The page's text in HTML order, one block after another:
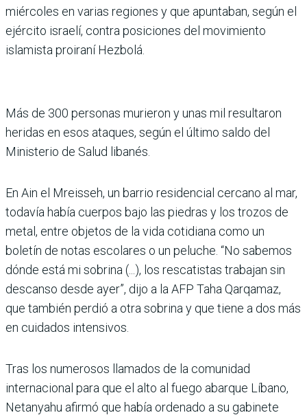
miércoles en varias regiones y que apunta­ban, según el
ejército israelí, contra posiciones del movi­miento
islamista proiraní Hezbolá.
Más de 300 personas murie­ron y unas mil resultaron
heridas en esos ataques, según el último saldo del
Ministerio de Salud libanés.
En Ain el Mreisseh, un barrio residencial cercano al mar,
todavía había cuer­pos bajo las piedras y los tro­zos de
metal, entre objetos de la vida cotidiana como un
boletín de notas escolares o un peluche. “No sabemos
dónde está mi sobrina (...), los rescatistas trabajan sin
descanso desde ayer”, dijo a la AFP Taha Qarqamaz,
que también perdió a otra sobrina y que tiene a dos más
en cuidados intensivos.
Tras los numerosos llamados de la comunidad
internacio­nal para que el alto al fuego abarque Líbano,
Netanyahu afirmó que había ordenado a su gabinete